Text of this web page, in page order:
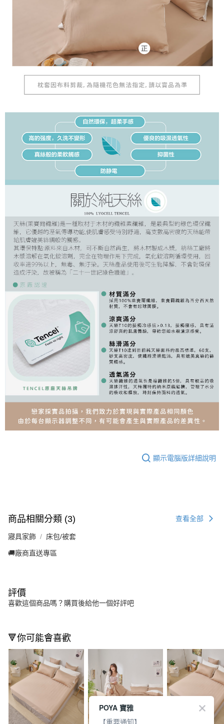
顯示電腦版詳細說明
商品相關分類 (3) 查看全部
寢具家飾 床包/被套
🚚廠商直送專區
評價
喜歡這個商品嗎？購買後給他一個好評吧
🔻你可能會喜歡
POYA 寶雅
【重要通知】